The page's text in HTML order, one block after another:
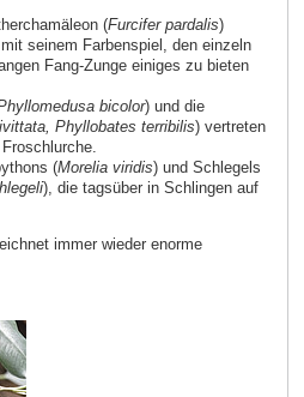
(Furcifer pardalis)
seinem Farbenspiel, den einzeln
Fang-Zunge einiges zu bieten
bicolor) und die
Phyllobates terribilis) vertreten
(Morelia viridis) und Schlegels
), die tagsüber in Schlingen auf
immer wieder enorme